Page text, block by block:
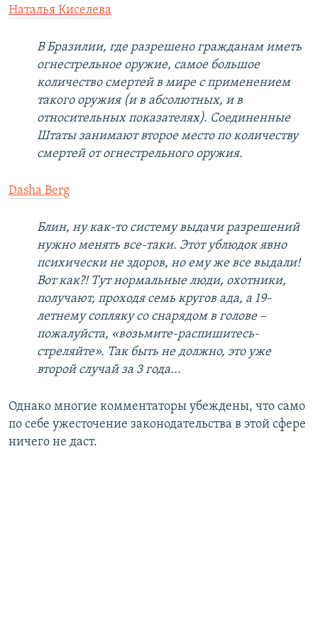
Наталья Киселева
В Бразилии, где разрешено гражданам иметь
огнестрельное оружие, самое большое
количество смертей в мире с применением
такого оружия (и в абсолютных, и в
относительных показателях). Соединенные
Штаты занимают второе место по количеству
смертей от огнестрельного оружия.
Dasha Berg
Блин, ну как-то систему выдачи разрешений
нужно менять все-таки. Этот ублюдок явно
психически не здоров, но ему же все выдали!
Вот как?! Тут нормальные люди, охотники,
получают, проходя семь кругов ада, а 19-
летнему сопляку со снарядом в голове –
пожалуйста, «возьмите-распишитесь-
стреляйте». Так быть не должно, это уже
второй случай за 3 года...
Однако многие комментаторы убеждены, что само
по себе ужесточение законодательства в этой сфере
ничего не даст.